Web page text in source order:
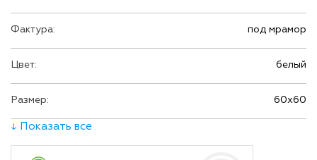
Фактура: под мрамор
Цвет: белый
Размер: 60х60
↓ Показать все